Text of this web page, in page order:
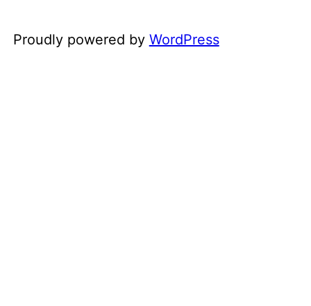
Proudly powered by WordPress